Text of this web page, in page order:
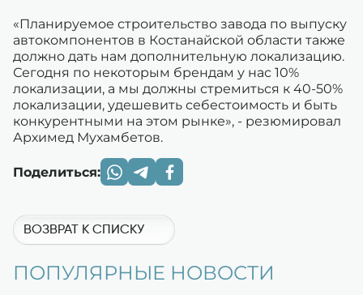
«Планируемое строительство завода по выпуску
автокомпонентов в Костанайской области также
должно дать нам дополнительную локализацию.
Сегодня по некоторым брендам у нас 10%
локализации, а мы должны стремиться к 40-50%
локализации, удешевить себестоимость и быть
конкурентными на этом рынке», - резюмировал
Архимед Мухамбетов.
Поделиться:
ВОЗВРАТ К СПИСКУ
ПОПУЛЯРНЫЕ НОВОСТИ